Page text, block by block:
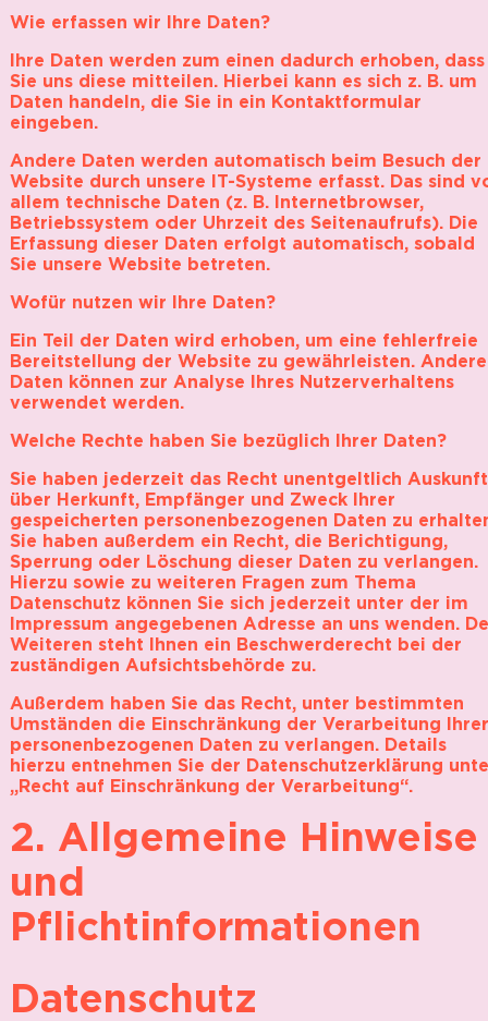
Wie erfassen wir Ihre Daten?
Ihre Daten werden zum einen dadurch erhoben, dass
Sie uns diese mitteilen. Hierbei kann es sich z. B. um
Daten handeln, die Sie in ein Kontaktformular
eingeben.
Andere Daten werden automatisch beim Besuch der
Website durch unsere IT-Systeme erfasst. Das sind
allem technische Daten (z. B. Internetbrowser,
Betriebssystem oder Uhrzeit des Seitenaufrufs). Die
Erfassung dieser Daten erfolgt automatisch, sobald
Sie unsere Website betreten.
Wofür nutzen wir Ihre Daten?
Ein Teil der Daten wird erhoben, um eine fehlerfreie
Bereitstellung der Website zu gewährleisten. Andere
Daten können zur Analyse Ihres Nutzerverhaltens
verwendet werden.
Welche Rechte haben Sie bezüglich Ihrer Daten?
Sie haben jederzeit das Recht unentgeltlich Auskunft
über Herkunft, Empfänger und Zweck Ihrer
gespeicherten personenbezogenen Daten zu
Sie haben außerdem ein Recht, die Berichtigung,
Sperrung oder Löschung dieser Daten zu verlangen.
Hierzu sowie zu weiteren Fragen zum Thema
Datenschutz können Sie sich jederzeit unter der im
Impressum angegebenen Adresse an uns wenden.
Weiteren steht Ihnen ein Beschwerderecht bei der
zuständigen Aufsichtsbehörde zu.
Außerdem haben Sie das Recht, unter bestimmten
Umständen die Einschränkung der Verarbeitung Ihrer
personenbezogenen Daten zu verlangen. Details
hierzu entnehmen Sie der Datenschutzerklärung
„Recht auf Einschränkung der Verarbeitung“.
2. Allgemeine Hinweise
und
Pflichtinformationen
Datenschutz